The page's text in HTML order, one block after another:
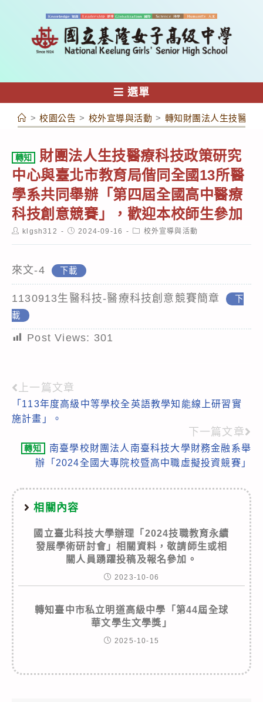
容
選單
> 校園公告 > 校外宣導與活動 > 轉知財團法人生技醫療
轉知
財團法人生技醫療科技政策研究
中心與臺北市教育局偕同全國13所醫
學系共同舉辦「第四屆全國高中醫療
科技創意競賽」，歡迎本校師生參加
Postklgsh312
Post2024-09-16
Post校外宣導與活動
來文-4 下載
1130913生醫科技-醫療科技創意競賽簡章
下
載
Post Views: 301
Read
more
上一篇文章
「113年度高級中等學校全英語教學知能線上研習實
施計畫」。
下一篇文章
轉知
南臺學校財團法人南臺科技大學財務金融系舉
辦「2024全國大專院校暨高中職虛擬投資競賽」
相關內容
國立臺北科技大學辦理「2024技職教育永續
發展學術研討會」相關資料，敬請師生或相
關人員踴躍投稿及報名參加。
2023-10-06
轉知臺中市私立明道高級中學「第44屆全球
華文學生文學獎」
2025-10-15